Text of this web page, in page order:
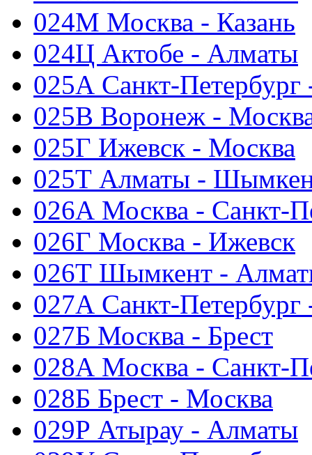
024М Москва - Казань
024Ц Актобе - Алматы
025А Санкт-Петербург
025В Воронеж -
025Г Ижевск - Москва
025Т Алматы -
026А Москва - Санкт-
026Г Москва - Ижевск
026Т Шымкент -
027А Санкт-Петербург
027Б Москва - Брест
028А Москва - Санкт-
028Б Брест - Москва
029Р Атырау - Алматы